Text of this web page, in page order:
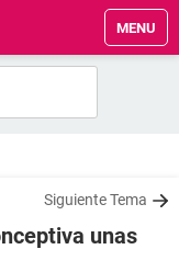
MENU
Siguiente Tema
unas